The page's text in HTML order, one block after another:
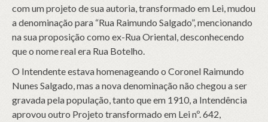
com um projeto de sua autoria, transformado em Lei, mudou
a denominação para “Rua Raimundo Salgado”, mencionando
na sua proposição como ex-Rua Oriental, desconhecendo
que o nome real era Rua Botelho.
O Intendente estava homenageando o Coronel Raimundo
Nunes Salgado, mas a nova denominação não chegou a ser
gravada pela população, tanto que em 1910, a Intendência
aprovou outro Projeto transformado em Lei nº. 642,